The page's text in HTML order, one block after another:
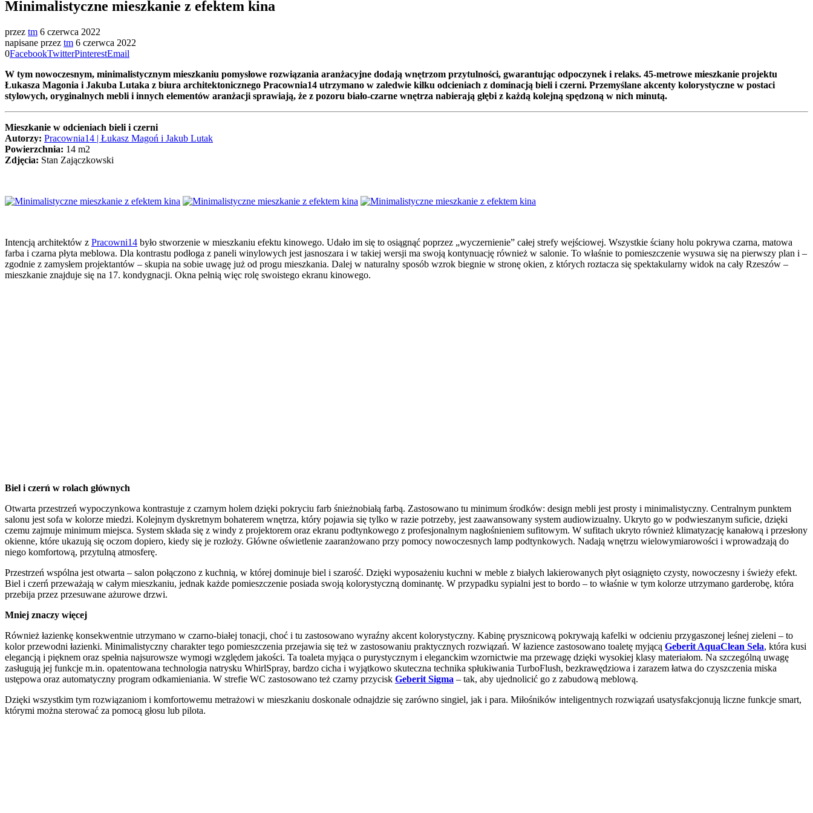
Minimalistyczne mieszkanie z efektem kina
przez tm 6 czerwca 2022
napisane przez tm 6 czerwca 2022
0FacebookTwitterPinterestEmail
W tym nowoczesnym, minimalistycznym mieszkaniu pomysłowe rozwiązania aranżacyjne dodają wnętrzom przytulności, gwarantując odpoczynek i relaks. 45-metrowe mieszkanie projektu
Łukasza Magonia i Jakuba Lutaka z biura architektonicznego Pracownia14 utrzymano w zaledwie kilku odcieniach z dominacją bieli i czerni. Przemyślane akcenty kolorystyczne w postaci
stylowych, oryginalnych mebli i innych elementów aranżacji sprawiają, że z pozoru biało-czarne wnętrza nabierają głębi z każdą kolejną spędzoną w nich minutą.
Mieszkanie w odcieniach bieli i czerni
Autorzy: Pracownia14 | Łukasz Magoń i Jakub Lutak
Powierzchnia: 14 m2
Zdjęcia: Stan Zajączkowski
Intencją architektów z Pracowni14 było stworzenie w mieszkaniu efektu kinowego. Udało im się to osiągnąć poprzez „wyczernienie” całej strefy wejściowej. Wszystkie ściany holu pokrywa czarna, matowa
farba i czarna płyta meblowa. Dla kontrastu podłoga z paneli winylowych jest jasnoszara i w takiej wersji ma swoją kontynuację również w salonie. To właśnie to pomieszczenie wysuwa się na pierwszy plan i –
zgodnie z zamysłem projektantów – skupia na sobie uwagę już od progu mieszkania. Dalej w naturalny sposób wzrok biegnie w stronę okien, z których roztacza się spektakularny widok na cały Rzeszów –
mieszkanie znajduje się na 17. kondygnacji. Okna pełnią więc rolę swoistego ekranu kinowego.
Biel i czerń w rolach głównych
Otwarta przestrzeń wypoczynkowa kontrastuje z czarnym holem dzięki pokryciu farb śnieżnobiałą farbą. Zastosowano tu minimum środków: design mebli jest prosty i minimalistyczny. Centralnym punktem
salonu jest sofa w kolorze miedzi. Kolejnym dyskretnym bohaterem wnętrza, który pojawia się tylko w razie potrzeby, jest zaawansowany system audiowizualny. Ukryto go w podwieszanym suficie, dzięki
czemu zajmuje minimum miejsca. System składa się z windy z projektorem oraz ekranu podtynkowego z profesjonalnym nagłośnieniem sufitowym. W sufitach ukryto również klimatyzację kanałową i przesłony
okienne, które ukazują się oczom dopiero, kiedy się je rozłoży. Główne oświetlenie zaaranżowano przy pomocy nowoczesnych lamp podtynkowych. Nadają wnętrzu wielowymiarowości i wprowadzają do
niego komfortową, przytulną atmosferę.
Przestrzeń wspólna jest otwarta – salon połączono z kuchnią, w której dominuje biel i szarość. Dzięki wyposażeniu kuchni w meble z białych lakierowanych płyt osiągnięto czysty, nowoczesny i świeży efekt.
Biel i czerń przeważają w całym mieszkaniu, jednak każde pomieszczenie posiada swoją kolorystyczną dominantę. W przypadku sypialni jest to bordo – to właśnie w tym kolorze utrzymano garderobę, która
przebija przez przesuwane ażurowe drzwi.
Mniej znaczy więcej
Również łazienkę konsekwentnie utrzymano w czarno-białej tonacji, choć i tu zastosowano wyraźny akcent kolorystyczny. Kabinę prysznicową pokrywają kafelki w odcieniu przygaszonej leśnej zieleni – to
kolor przewodni łazienki. Minimalistyczny charakter tego pomieszczenia przejawia się też w zastosowaniu praktycznych rozwiązań. W łazience zastosowano toaletę myjącą Geberit AquaClean Sela, która kusi
elegancją i pięknem oraz spełnia najsurowsze wymogi względem jakości. Ta toaleta myjąca o purystycznym i eleganckim wzornictwie ma przewagę dzięki wysokiej klasy materiałom. Na szczególną uwagę
zasługują jej funkcje m.in. opatentowana technologia natrysku WhirlSpray, bardzo cicha i wyjątkowo skuteczna technika spłukiwania TurboFlush, bezkrawędziowa i zarazem łatwa do czyszczenia miska
ustępowa oraz automatyczny program odkamieniania. W strefie WC zastosowano też czarny przycisk Geberit Sigma – tak, aby ujednolicić go z zabudową meblową.
Dzięki wszystkim tym rozwiązaniom i komfortowemu metrażowi w mieszkaniu doskonale odnajdzie się zarówno singiel, jak i para. Miłośników inteligentnych rozwiązań usatysfakcjonują liczne funkcje smart,
którymi można sterować za pomocą głosu lub pilota.